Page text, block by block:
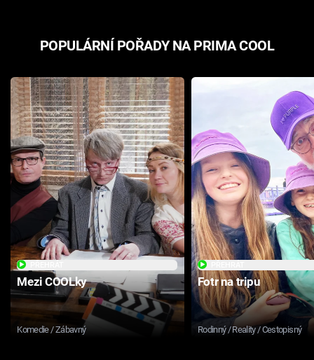
POPULÁRNÍ POŘADY NA PRIMA COOL
Mezi COOLky
Komedie / Zábavný
Fotr na tripu
Rodinný / Reality / Cestopisný